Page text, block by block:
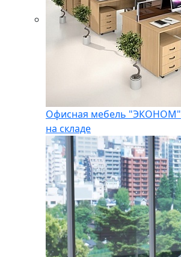
Офисная мебель "ЭКОНОМ"
на складе